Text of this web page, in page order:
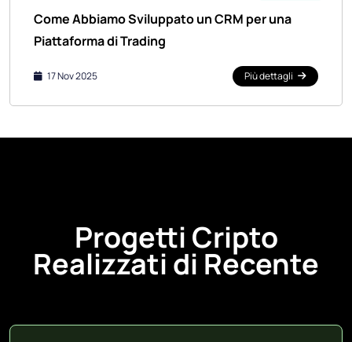
Come Abbiamo Sviluppato un CRM per una
Piattaforma di Trading
17 Nov 2025 Più dettagli
Progetti Cripto
Realizzati di Recente